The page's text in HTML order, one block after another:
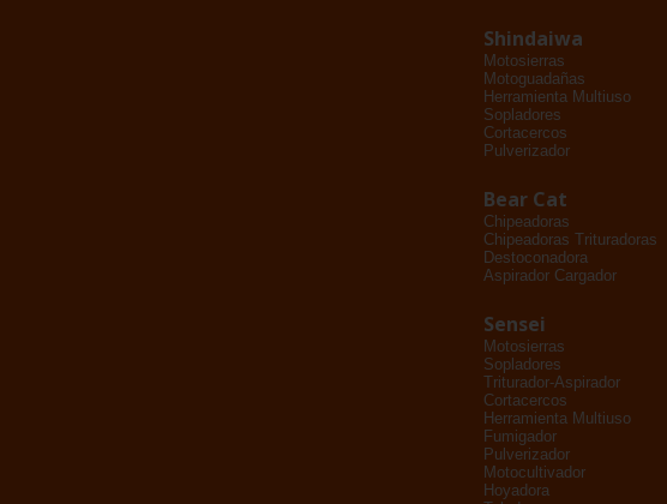
Shindaiwa
Motosierras
Motoguadañas
Herramienta Multiuso
Sopladores
Cortacercos
Pulverizador
Bear Cat
Chipeadoras
Chipeadoras Trituradoras
Destoconadora
Aspirador Cargador
Sensei
Motosierras
Sopladores
Triturador-Aspirador
Cortacercos
Herramienta Multiuso
Fumigador
Pulverizador
Motocultivador
Hoyadora